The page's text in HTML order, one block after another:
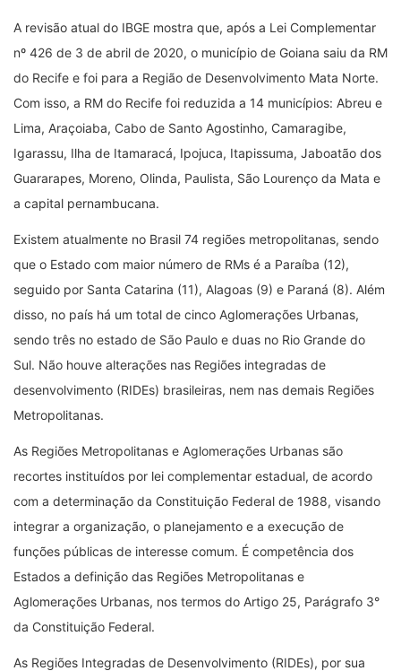
A revisão atual do IBGE mostra que, após a Lei Complementar
nº 426 de 3 de abril de 2020, o município de Goiana saiu da RM
do Recife e foi para a Região de Desenvolvimento Mata Norte.
Com isso, a RM do Recife foi reduzida a 14 municípios: Abreu e
Lima, Araçoiaba, Cabo de Santo Agostinho, Camaragibe,
Igarassu, Ilha de Itamaracá, Ipojuca, Itapissuma, Jaboatão dos
Guararapes, Moreno, Olinda, Paulista, São Lourenço da Mata e
a capital pernambucana.
Existem atualmente no Brasil 74 regiões metropolitanas, sendo
que o Estado com maior número de RMs é a Paraíba (12),
seguido por Santa Catarina (11), Alagoas (9) e Paraná (8). Além
disso, no país há um total de cinco Aglomerações Urbanas,
sendo três no estado de São Paulo e duas no Rio Grande do
Sul. Não houve alterações nas Regiões integradas de
desenvolvimento (RIDEs) brasileiras, nem nas demais Regiões
Metropolitanas.
As Regiões Metropolitanas e Aglomerações Urbanas são
recortes instituídos por lei complementar estadual, de acordo
com a determinação da Constituição Federal de 1988, visando
integrar a organização, o planejamento e a execução de
funções públicas de interesse comum. É competência dos
Estados a definição das Regiões Metropolitanas e
Aglomerações Urbanas, nos termos do Artigo 25, Parágrafo 3°
da Constituição Federal.
As Regiões Integradas de Desenvolvimento (RIDEs), por sua